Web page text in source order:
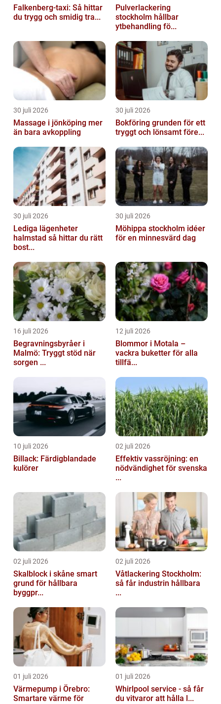
Falkenberg-taxi: Så hittar
du trygg och smidig tra...
Pulverlackering
stockholm hållbar
ytbehandling fö...
30 juli 2026
Massage i jönköping mer
än bara avkoppling
30 juli 2026
Bokföring grunden för ett
tryggt och lönsamt före...
30 juli 2026
Lediga lägenheter
halmstad så hittar du rätt
bost...
30 juli 2026
Möhippa stockholm idéer
för en minnesvärd dag
16 juli 2026
Begravningsbyråer i
Malmö: Tryggt stöd när
sorgen ...
12 juli 2026
Blommor i Motala –
vackra buketter för alla
tillfä...
10 juli 2026
Billack: Färdigblandade
kulörer
02 juli 2026
Effektiv vassröjning: en
nödvändighet för svenska
...
02 juli 2026
Skalblock i skåne smart
grund för hållbara
byggpr...
02 juli 2026
Våtlackering Stockholm:
så får industrin hållbara
...
01 juli 2026
Värmepump i Örebro:
Smartare värme för
01 juli 2026
Whirlpool service - så får
du vitvaror att hålla l...